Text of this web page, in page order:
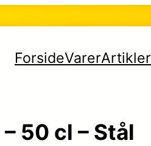
ForsideVarerArtikler
50 cl – Stål